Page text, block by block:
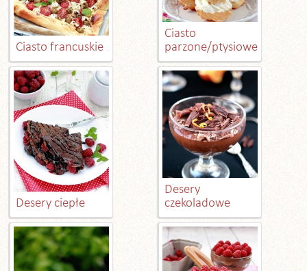
Ciasto francuskie
Ciasto
parzone/ptysiowe
Desery ciepłe
Desery
czekoladowe